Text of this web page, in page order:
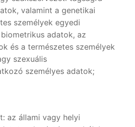
valamint a genetikai
személyek egyedi
adatok, az
és a természetes személyek
szexuális
személyes adatok;
az állami vagy helyi